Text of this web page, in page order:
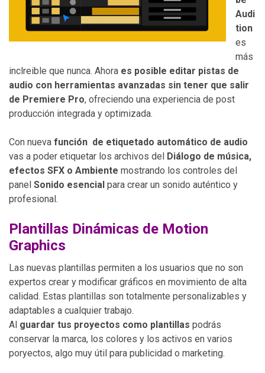
Audi
tion
es
más
inclreible que nunca. Ahora es posible editar pistas de
audio con herramientas avanzadas sin tener que salir
de Premiere Pro, ofreciendo una experiencia de post
producción integrada y optimizada.
Con nueva función de etiquetado automático de audio
vas a poder etiquetar los archivos del Diálogo de música,
efectos SFX o Ambiente mostrando los controles del
panel Sonido esencial para crear un sonido auténtico y
profesional.
Plantillas Dinámicas de Motion
Graphics
Las nuevas plantillas permiten a los usuarios que no son
expertos crear y modificar gráficos en movimiento de alta
calidad. Estas plantillas son totalmente personalizables y
adaptables a cualquier trabajo.
Al guardar tus proyectos como plantillas podrás
conservar la marca, los colores y los activos en varios
poryectos, algo muy útil para publicidad o marketing.